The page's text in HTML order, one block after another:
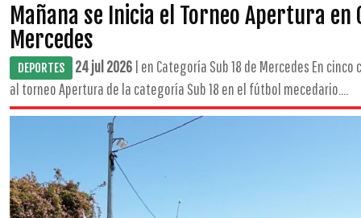
Mañana se Inicia el Torneo Apertura en
Mercedes
DEPORTES 24 jul 2026 | en Categoría Sub 18 de Mercedes En
al torneo Apertura de la categoría Sub 18 en el fútbol mecedario....